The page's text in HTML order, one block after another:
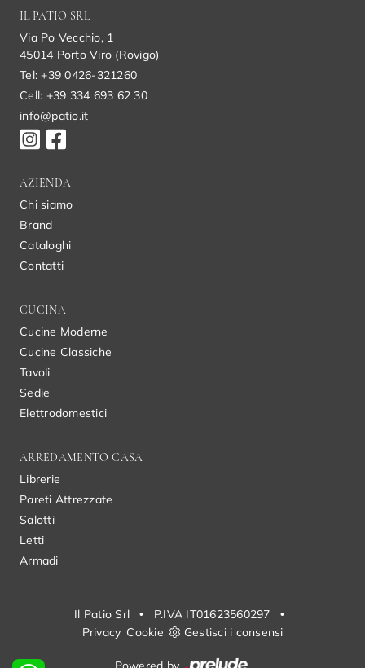
IL PATIO SRL
Via Po Vecchio, 1
45014 Porto Viro (Rovigo)
Tel: +39 0426-321260
Cell: +39 334 693 62 30
info@patio.it
AZIENDA
Chi siamo
Brand
Cataloghi
Contatti
CUCINA
Cucine Moderne
Cucine Classiche
Tavoli
Sedie
Elettrodomestici
ARREDAMENTO CASA
Librerie
Pareti Attrezzate
Salotti
Letti
Armadi
Il Patio Srl • P.IVA IT01623560297
•
Privacy Cookie Gestisci i consensi